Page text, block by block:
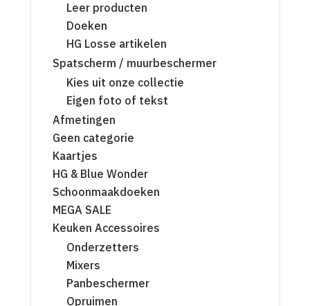
Leer producten
Doeken
HG Losse artikelen
Spatscherm / muurbeschermer
Kies uit onze collectie
Eigen foto of tekst
Afmetingen
Geen categorie
Kaartjes
HG & Blue Wonder
Schoonmaakdoeken
MEGA SALE
Keuken Accessoires
Onderzetters
Mixers
Panbeschermer
Opruimen